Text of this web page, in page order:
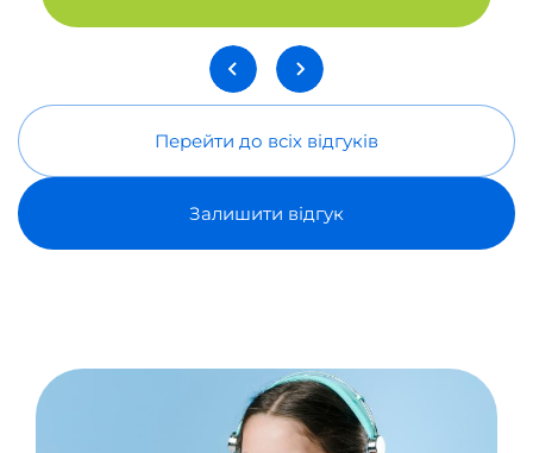
Залишити відгук
Перейти до всіх відгуків